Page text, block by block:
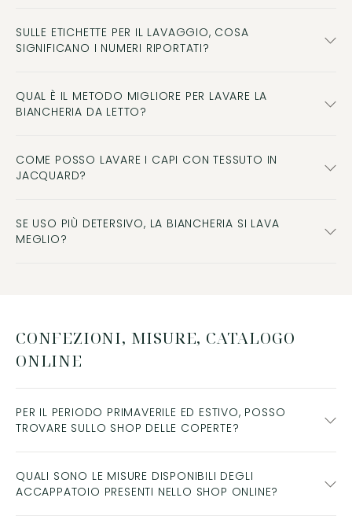
SULLE ETICHETTE PER IL LAVAGGIO, COSA
SIGNIFICANO I NUMERI RIPORTATI?
QUAL È IL METODO MIGLIORE PER LAVARE LA
BIANCHERIA DA LETTO?
COME POSSO LAVARE I CAPI CON TESSUTO IN
JACQUARD?
SE USO PIÙ DETERSIVO, LA BIANCHERIA SI LAVA
MEGLIO?
CONFEZIONI, MISURE, CATALOGO
ONLINE
PER IL PERIODO PRIMAVERILE ED ESTIVO, POSSO
TROVARE SULLO SHOP DELLE COPERTE?
QUALI SONO LE MISURE DISPONIBILI DEGLI
ACCAPPATOIO PRESENTI NELLO SHOP ONLINE?